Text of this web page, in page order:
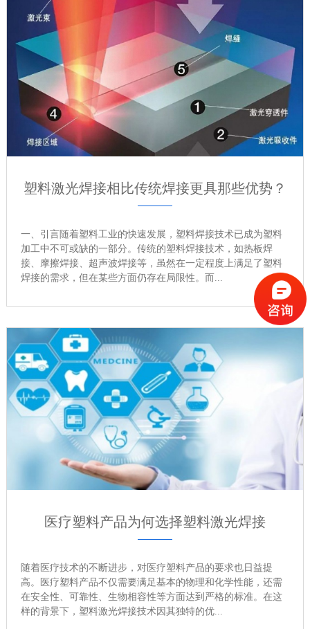
塑料激光焊接相比传统焊接更具那些优势？
一、引言随着塑料工业的快速发展，塑料焊接技术已成为塑料
加工中不可或缺的一部分。传统的塑料焊接技术，如热板焊
接、摩擦焊接、超声波焊接等，虽然在一定程度上满足了塑料
焊接的需求，但在某些方面仍存在局限性。而...
医疗塑料产品为何选择塑料激光焊接
随着医疗技术的不断进步，对医疗塑料产品的要求也日益提
高。医疗塑料产品不仅需要满足基本的物理和化学性能，还需
在安全性、可靠性、生物相容性等方面达到严格的标准。在这
样的背景下，塑料激光焊接技术因其独特的优...